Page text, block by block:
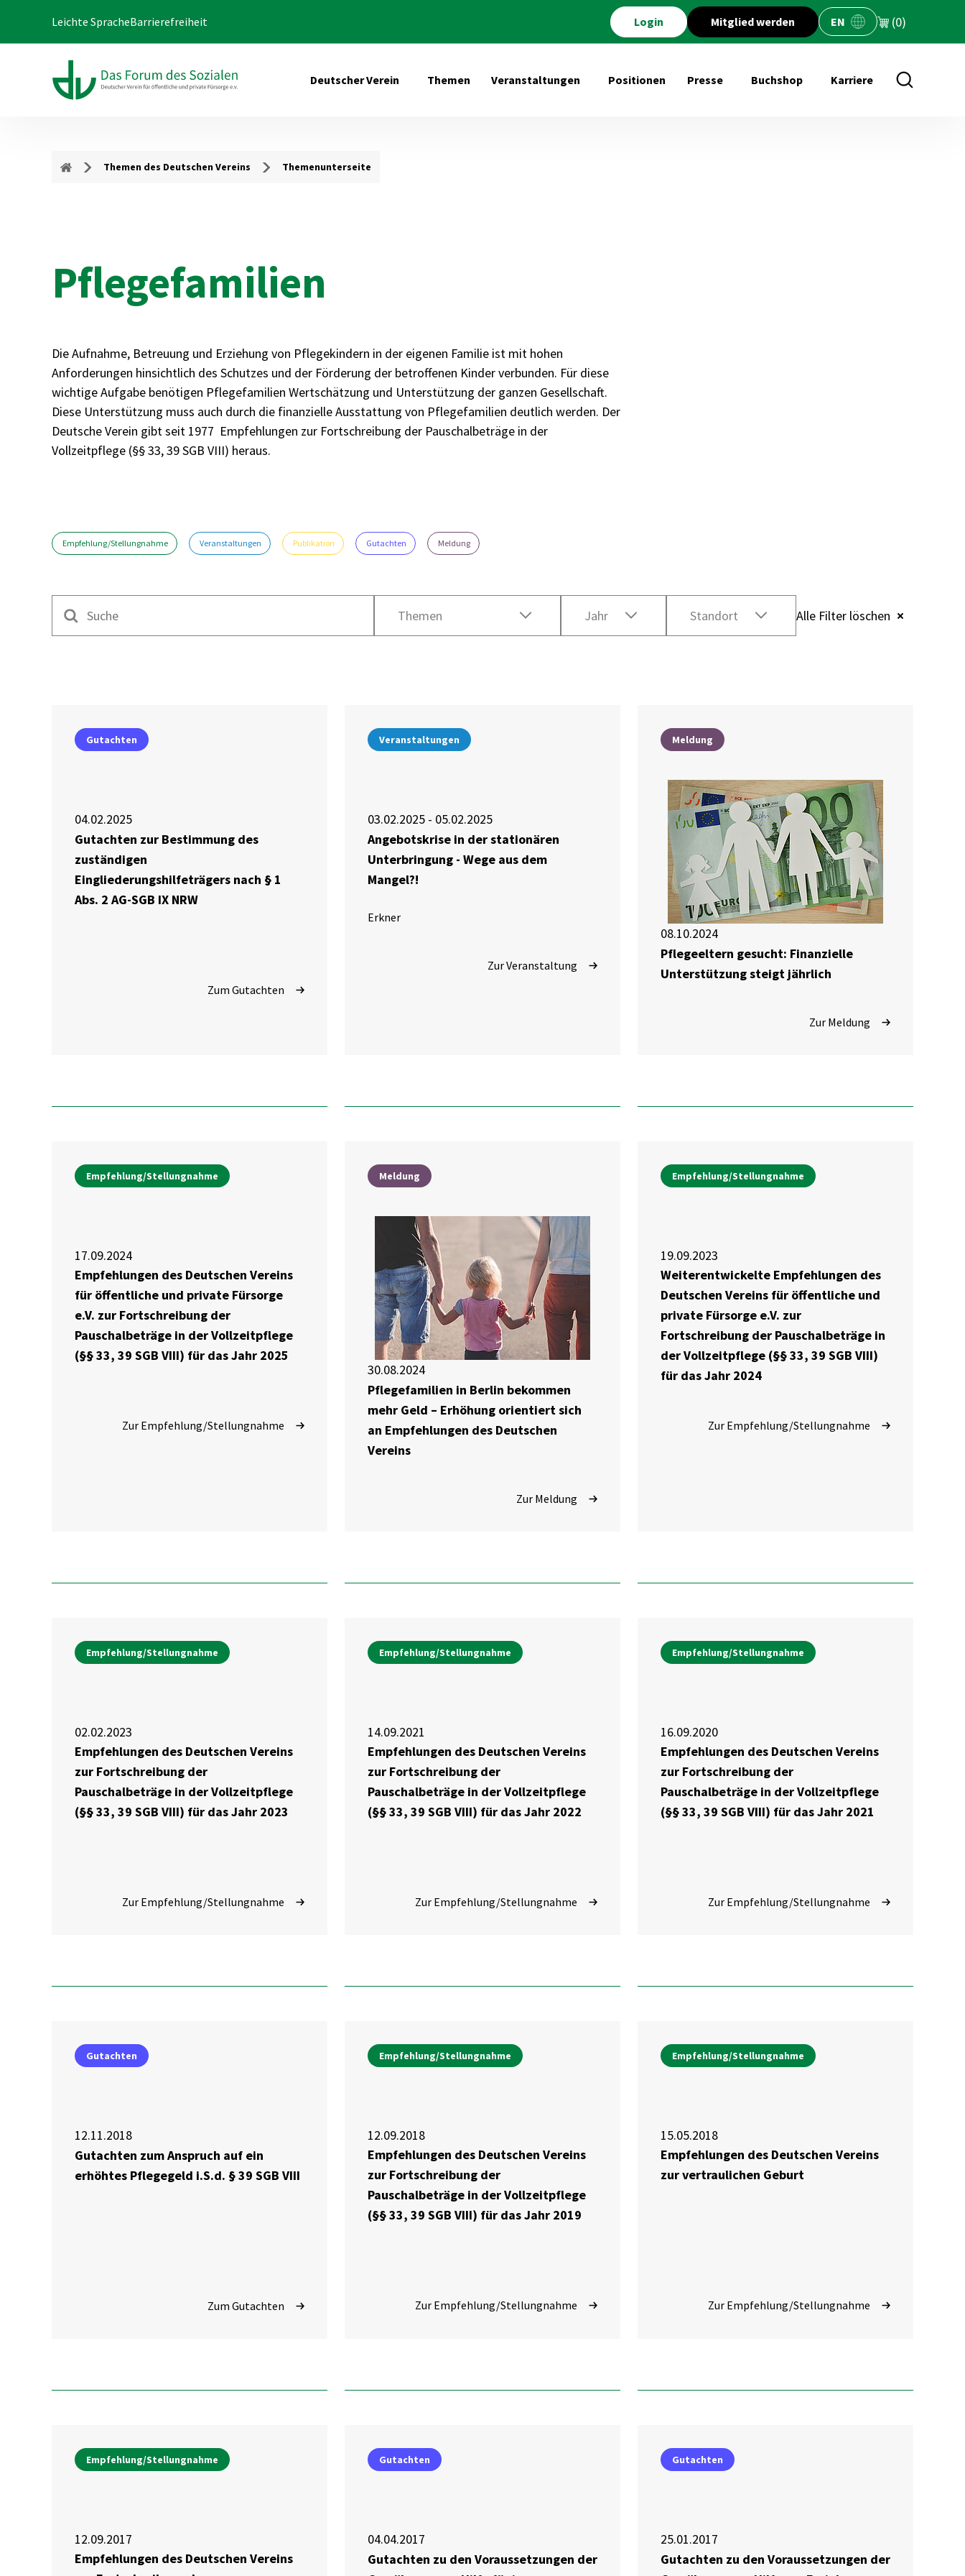
Leichte SpracheBarrierefreiheit Login Mitglied werden EN (0)
Deutscher Verein Themen Veranstaltungen Positionen Presse Buchshop
Untermenü öffnen für
Karriere
Themen des Deutschen Vereins Themenunterseite
Pflegefamilien
Die Aufnahme, Betreuung und Erziehung von Pflegekindern in der eigenen Familie ist mit hohen
Anforderungen hinsichtlich des Schutzes und der Förderung der betroffenen Kinder verbunden. Für diese
wichtige Aufgabe benötigen Pflegefamilien Wertschätzung und Unterstützung der ganzen Gesellschaft.
Diese Unterstützung muss auch durch die finanzielle Ausstattung von Pflegefamilien deutlich werden. Der
Deutsche Verein gibt seit 1977 Empfehlungen zur Fortschreibung der Pauschalbeträge in der
Vollzeitpflege (§§ 33, 39 SGB VIII) heraus.
Empfehlung/Stellungnahme Veranstaltungen Publikation Gutachten Meldung
Suche
Themen Jahr Standort Alle Filter löschen
Gutachten
04.02.2025
Gutachten zur Bestimmung des
zuständigen
Eingliederungshilfeträgers nach § 1
Abs. 2 AG-SGB IX NRW
Zum Gutachten
Veranstaltungen
03.02.2025 - 05.02.2025
Angebotskrise in der stationären
Unterbringung - Wege aus dem
Mangel?!
Erkner
Zur Veranstaltung
Meldung
08.10.2024
Pflegeeltern gesucht: Finanzielle
Unterstützung steigt jährlich
Zur Meldung
Empfehlung/Stellungnahme
17.09.2024
Empfehlungen des Deutschen Vereins
für öffentliche und private Fürsorge
e.V. zur Fortschreibung der
Pauschalbeträge in der Vollzeitpflege
(§§ 33, 39 SGB VIII) für das Jahr 2025
Zur Empfehlung/Stellungnahme
Meldung
30.08.2024
Pflegefamilien in Berlin bekommen
mehr Geld – Erhöhung orientiert sich
an Empfehlungen des Deutschen
Vereins
Zur Meldung
Empfehlung/Stellungnahme
19.09.2023
Weiterentwickelte Empfehlungen des
Deutschen Vereins für öffentliche und
private Fürsorge e.V. zur
Fortschreibung der Pauschalbeträge in
der Vollzeitpflege (§§ 33, 39 SGB VIII)
für das Jahr 2024
Zur Empfehlung/Stellungnahme
Empfehlung/Stellungnahme
02.02.2023
Empfehlungen des Deutschen Vereins
zur Fortschreibung der
Pauschalbeträge in der Vollzeitpflege
(§§ 33, 39 SGB VIII) für das Jahr 2023
Zur Empfehlung/Stellungnahme
Empfehlung/Stellungnahme
14.09.2021
Empfehlungen des Deutschen Vereins
zur Fortschreibung der
Pauschalbeträge in der Vollzeitpflege
(§§ 33, 39 SGB VIII) für das Jahr 2022
Zur Empfehlung/Stellungnahme
Empfehlung/Stellungnahme
16.09.2020
Empfehlungen des Deutschen Vereins
zur Fortschreibung der
Pauschalbeträge in der Vollzeitpflege
(§§ 33, 39 SGB VIII) für das Jahr 2021
Zur Empfehlung/Stellungnahme
Gutachten
12.11.2018
Gutachten zum Anspruch auf ein
erhöhtes Pflegegeld i.S.d. § 39 SGB VIII
Zum Gutachten
Empfehlung/Stellungnahme
12.09.2018
Empfehlungen des Deutschen Vereins
zur Fortschreibung der
Pauschalbeträge in der Vollzeitpflege
(§§ 33, 39 SGB VIII) für das Jahr 2019
Zur Empfehlung/Stellungnahme
Empfehlung/Stellungnahme
15.05.2018
Empfehlungen des Deutschen Vereins
zur vertraulichen Geburt
Zur Empfehlung/Stellungnahme
Empfehlung/Stellungnahme
12.09.2017
Empfehlungen des Deutschen Vereins
Gutachten
04.04.2017
Gutachten zu den Voraussetzungen der
Gutachten
25.01.2017
Gutachten zu den Voraussetzungen der